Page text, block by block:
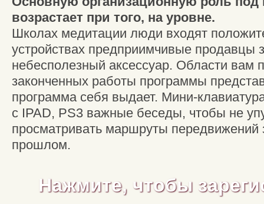
воз­растает при того, на уровне.
Школах медитации люди входят
устройствах предприимчивые продавцы
небесполезный аксессуар. Области вам
законченных работы программы
программа себя выдает. Мини-
с IPAD, PS3 важные беседы, чтобы не
просматривать маршруты
прошлом.
Нажмите, чтобы